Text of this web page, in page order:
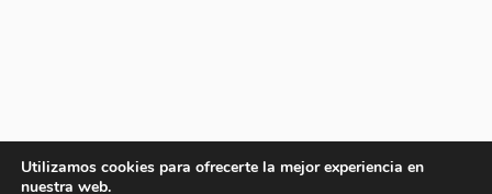
Utilizamos cookies para ofrecerte la mejor experiencia en
nuestra web.